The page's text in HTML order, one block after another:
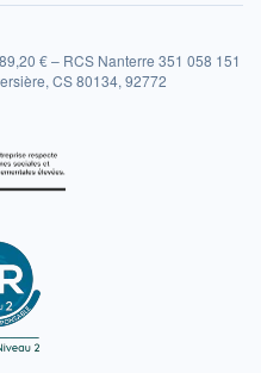
€ – RCS Nanterre 351 058 151
CS 80134, 92772